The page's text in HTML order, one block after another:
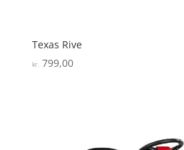
Texas Rive
kr.799,00